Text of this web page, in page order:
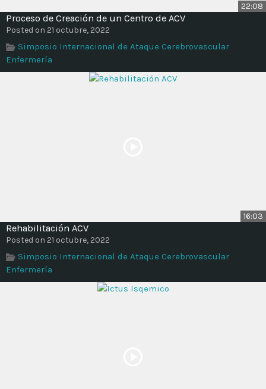
22:08
Proceso de Creación de un Centro de ACV
Posted on 21 octubre, 2022
Simposio Internacional de Ataque Cerebrovascular
Enfermería
16:03
Rehabilitación ACV
Posted on 21 octubre, 2022
Simposio Internacional de Ataque Cerebrovascular
Enfermería